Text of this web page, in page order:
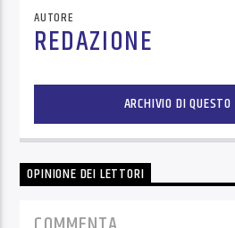
AUTORE
REDAZIONE
ARCHIVIO DI
OPINIONE DEI LETTORI